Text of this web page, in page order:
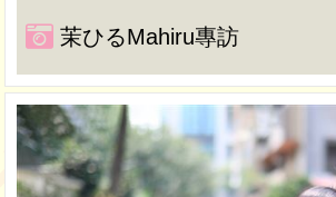
茉ひるMahiru專訪